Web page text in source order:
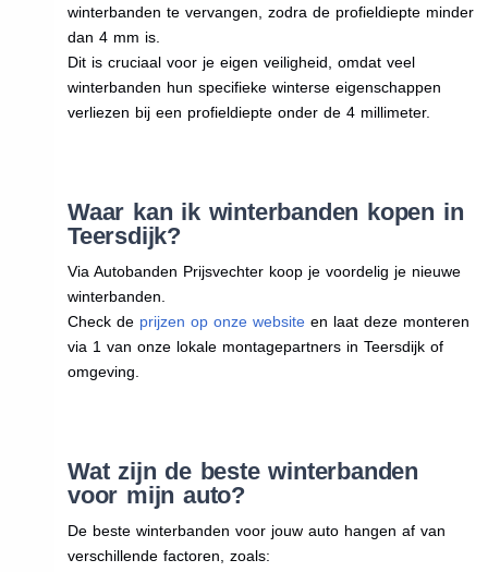
winterbanden te vervangen, zodra de profieldiepte minder
dan 4 mm is.
Dit is cruciaal voor je eigen veiligheid, omdat veel
winterbanden hun specifieke winterse eigenschappen
verliezen bij een profieldiepte onder de 4 millimeter.
Waar kan ik winterbanden kopen in
Teersdijk?
Via Autobanden Prijsvechter koop je voordelig je nieuwe
winterbanden.
Check de prijzen op onze websiteen laat deze monteren
via 1 van onze lokale montagepartners in Teersdijk of
omgeving.
Wat zijn de beste winterbanden
voor mijn auto?
De beste winterbanden voor jouw auto hangen af van
verschillende factoren, zoals: